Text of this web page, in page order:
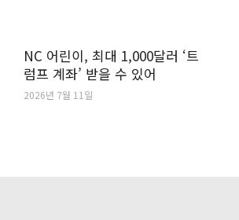
NC 어린이, 최대 1,000달러 ‘트
럼프 계좌’ 받을 수 있어
2026년 7월 11일